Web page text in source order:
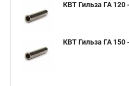
КВТ Гильза ГА 120
КВТ Гильза ГА 150